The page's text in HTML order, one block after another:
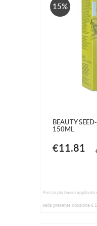
15%
BEAUTY
150ML
€11.81
Prezzo più basso
della presente riduzione €